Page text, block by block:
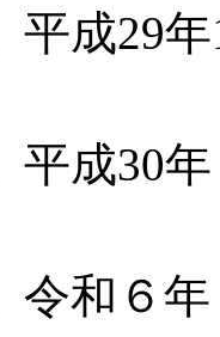
成29
成30
令和６